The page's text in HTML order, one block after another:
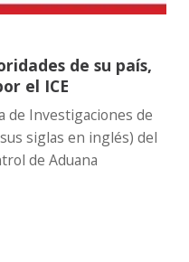
de su país,
el ICE
de Investigaciones de
siglas en inglés) del
de Aduana